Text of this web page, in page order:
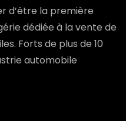
d’être la première
dédiée à la vente de
Forts de plus de 10
automobile